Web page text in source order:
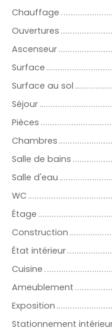
Chauffage
Ouvertures
Ascenseur
Surface
Surface au sol
Séjour
Pièces
Chambres
Salle de bains
Salle d'eau
WC
Étage
Construction
État intérieur
Cuisine
Ameublement
Exposition
Stationnement